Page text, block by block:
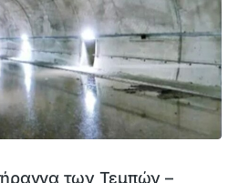
των Τεμπών –